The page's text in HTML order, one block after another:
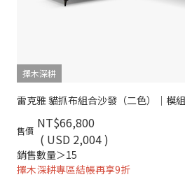
擇木深耕
售價 NT$66,800
( USD 2,004 )
銷售數量＞15
擇木深耕專區結帳再享9折